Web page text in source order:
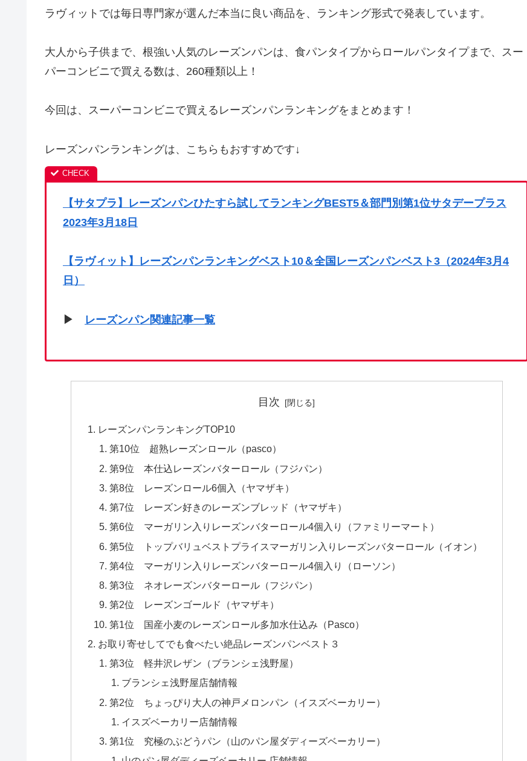
ラヴィットでは毎日専門家が選んだ本当に良い商品を、ランキング形式で発表しています。
大人から子供まで、根強い人気のレーズンパンは、食パンタイプからロールパンタイプまで、スー
パーコンビニで買える数は、260種類以上！
今回は、スーパーコンビニで買えるレーズンパンランキングをまとめます！
レーズンパンランキングは、こちらもおすすめです↓
【サタプラ】レーズンパンひたすら試してランキングBEST5＆部門別第1位サタデープラス
2023年3月18日
【ラヴィット】レーズンパンランキングベスト10＆全国レーズンパンベスト3（2024年3月4
日）
▶ レーズンパン関連記事一覧
目次
レーズンパンランキングTOP10
第10位 超熟レーズンロール（pasco）
第9位 本仕込レーズンバターロール（フジパン）
第8位 レーズンロール6個入（ヤマザキ）
第7位 レーズン好きのレーズンブレッド（ヤマザキ）
第6位 マーガリン入りレーズンバターロール4個入り（ファミリーマート）
第5位 トップバリュベストプライスマーガリン入りレーズンバターロール（イオン）
第4位 マーガリン入りレーズンバターロール4個入り（ローソン）
第3位 ネオレーズンバターロール（フジパン）
第2位 レーズンゴールド（ヤマザキ）
第1位 国産小麦のレーズンロール多加水仕込み（Pasco）
お取り寄せしてでも食べたい絶品レーズンパンベスト３
第3位 軽井沢レザン（ブランシェ浅野屋）
ブランシェ浅野屋店舗情報
第2位 ちょっぴり大人の神戸メロンパン（イスズベーカリー）
イスズベーカリー店舗情報
第1位 究極のぶどうパン（山のパン屋ダディーズベーカリー）